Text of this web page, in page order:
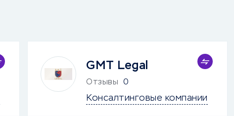
GMT Legal
Отзывы 0
Консалтинговые компании